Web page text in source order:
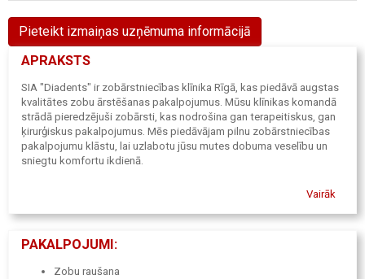
Pieteikt izmaiņas uzņēmuma informācijā
APRAKSTS
SIA "Diadents" ir zobārstniecības klīnika Rīgā, kas piedāvā augstas
kvalitātes zobu ārstēšanas pakalpojumus. Mūsu klīnikas komandā
strādā pieredzējuši zobārsti, kas nodrošina gan terapeitiskus, gan
ķirurģiskus pakalpojumus. Mēs piedāvājam pilnu zobārstniecības
pakalpojumu klāstu, lai uzlabotu jūsu mutes dobuma veselību un
sniegtu komfortu ikdienā.
Vairāk
PAKALPOJUMI:
Zobu raušana